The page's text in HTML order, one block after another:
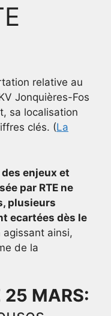
relative au
Jonquières-Fos
sa localisation
clés. (La
des enjeux et
par RTE ne
plusieurs
ecartées dès le
agissant ainsi,
de la
25 MARS: